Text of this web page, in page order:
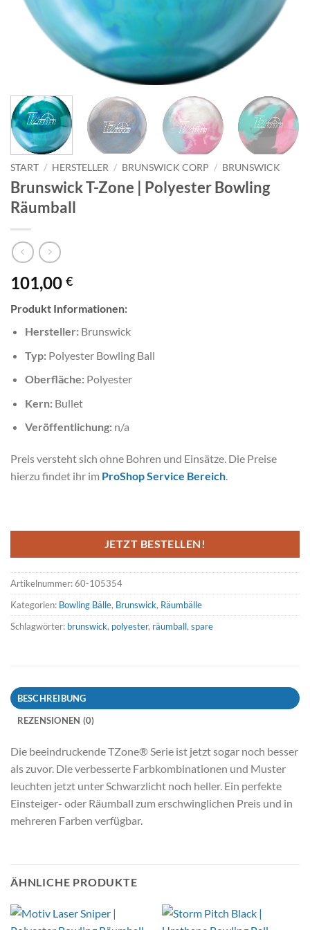
START / HERSTELLER / BRUNSWICK CORP / BRUNSWICK
Brunswick T-Zone | Polyester Bowling
Räumball
101,00 €
Produkt Informationen:
Hersteller:Brunswick
Typ:Polyester Bowling Ball
Oberfläche:Polyester
Kern:Bullet
Veröffentlichung:n/a
Preis versteht sich ohne Bohren und Einsätze. Die Preise
hierzu findet ihr im ProShop Service Bereich.
JETZT BESTELLEN!
Artikelnummer:60-105354
Kategorien: Bowling Bälle, Brunswick, Räumbälle
Schlagwörter: brunswick, polyester, räumball, spare
BESCHREIBUNG
REZENSIONEN (0)
Die beeindruckende TZone® Serie ist jetzt sogar noch besser
als zuvor. Die verbesserte Farbkombinationen und Muster
leuchten jetzt unter Schwarzlicht noch heller. Ein perfekte
Einsteiger- oder Räumball zum erschwinglichen Preis und in
mehreren Farben verfügbar.
ÄHNLICHE PRODUKTE